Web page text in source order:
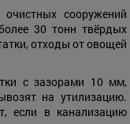
сооружений
30 тонн твёрдых
отходы от овощей
с зазорами 10 мм,
на утилизацию.
если в канализацию